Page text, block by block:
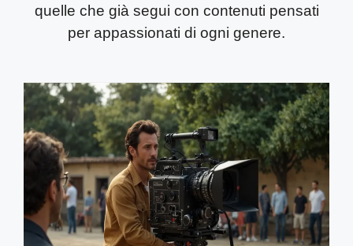
quelle che già segui con contenuti pensati
per appassionati di ogni genere.